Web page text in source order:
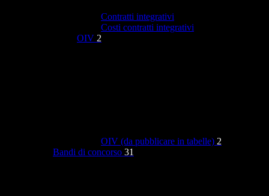
Contratti integrativi
Costi contratti integrativi
OIV 2
OIV (da pubblicare in tabelle) 2
Bandi di concorso 31